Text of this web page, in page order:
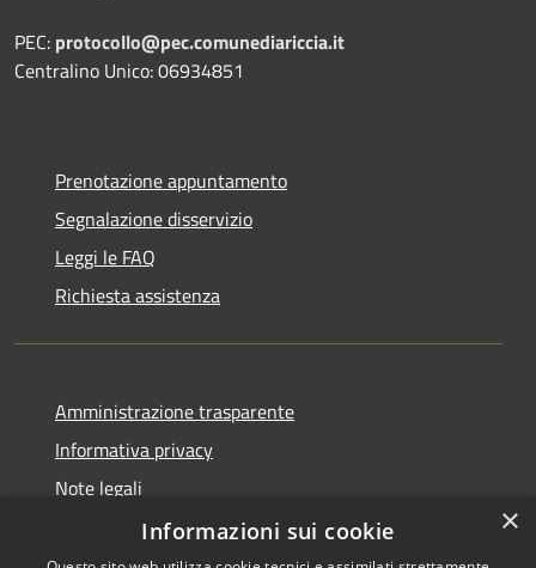
PEC: protocollo@pec.comunediariccia.it
Centralino Unico: 06934851
Prenotazione appuntamento
Segnalazione disservizio
Leggi le FAQ
Richiesta assistenza
Amministrazione trasparente
Informativa privacy
Note legali
Dichiarazione di accessibilità
×
Informazioni sui cookie